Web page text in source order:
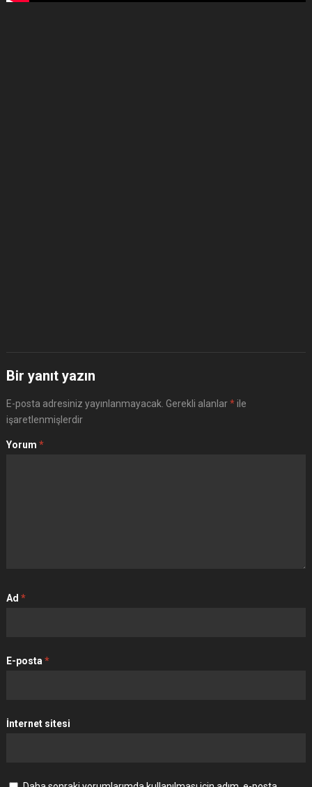
Bir yanıt yazın
E-posta adresiniz yayınlanmayacak. Gerekli alanlar*ile
işaretlenmişlerdir
Yorum *
Ad *
E-posta *
İnternet sitesi